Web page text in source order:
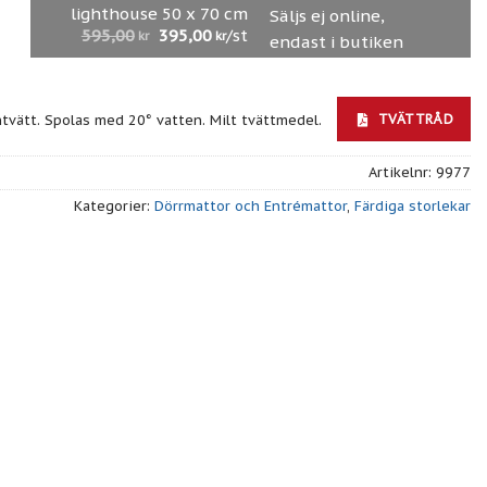
lighthouse 50 x 70 cm
595,00 kr 395,00 kr/st
Säljs ej online,
endast i butiken
Spolas med 20° vatten. Milt tvättmedel. TVÄTTRÅD
Artikelnr: 9977
Kategorier: Dörrmattor och Entrémattor, Färdiga storlekar